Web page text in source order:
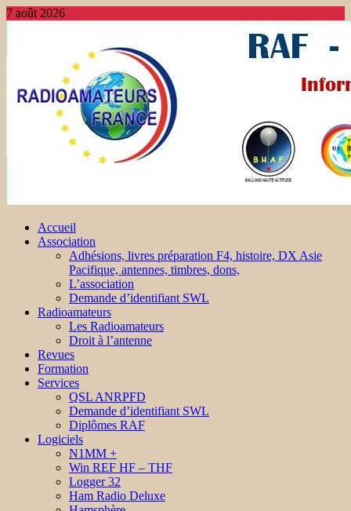
7 août 2026
Accueil
Association
Adhésions, livres préparation F4, histoire, DX Asie
Pacifique, antennes, timbres, dons,
L’association
Demande d’identifiant SWL
Radioamateurs
Les Radioamateurs
Droit à l’antenne
Revues
Formation
Services
QSL ANRPFD
Demande d’identifiant SWL
Diplômes RAF
Logiciels
N1MM +
Win REF HF – THF
Logger 32
Ham Radio Deluxe